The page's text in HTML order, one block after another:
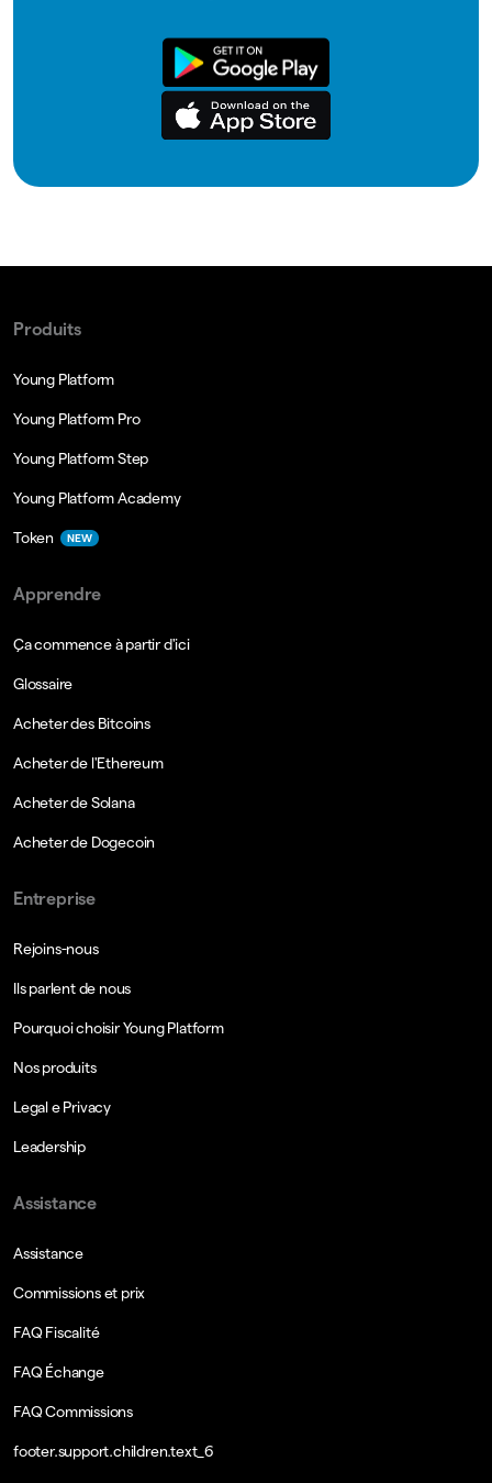
Produits
Young Platform
Young Platform Pro
Young Platform Step
Young Platform Academy
Token NEW
Apprendre
Ça commence à partir d'ici
Glossaire
Acheter des Bitcoins
Acheter de l'Ethereum
Acheter de Solana
Acheter de Dogecoin
Entreprise
Rejoins-nous
Ils parlent de nous
Pourquoi choisir Young Platform
Nos produits
Legal e Privacy
Leadership
Assistance
Assistance
Commissions et prix
FAQ Fiscalité
FAQ Échange
FAQ Commissions
footer.support.children.text_6